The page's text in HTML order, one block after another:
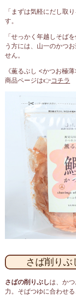
「まずは気軽にだし取
す。
「せっかく年越しそば
う方には、山一のかつ
せん。
《薫るぶし <かつお極
商品ページは👉コチラ
さば削りぶ
さばの削りぶしは、か
力。そばつゆに合わせ